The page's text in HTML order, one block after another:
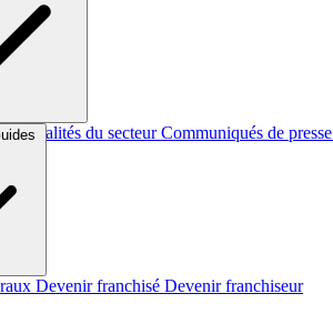
Actualités du secteur Communiqués de presse
Devenir franchisé Devenir franchiseur